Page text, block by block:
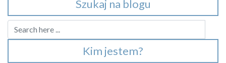
Szukaj na blogu
Kim jestem?